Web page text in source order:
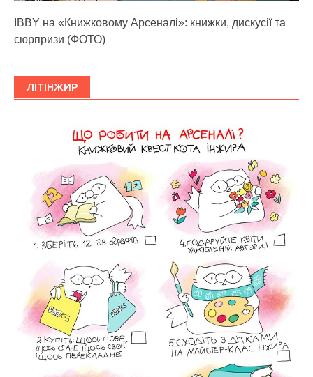
IBBY на «Книжковому Арсеналі»: книжки, дискусії та
сюрпризи (ФОТО)
ЛІТІНЖИР